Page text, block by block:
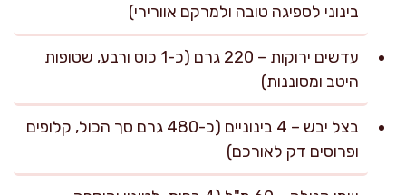
בינוני לספיגה טובה ולמרקם אוורירי)
עדשים ירוקות – 220 גרם (כ-1 כוס ורבע, שטופות
היטב ומסוננות)
בצל יבש – 4 בינוניים (כ-480 גרם סך הכול, קלופים
ופרוסים דק לאורכם)